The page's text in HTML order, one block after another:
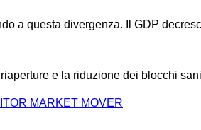
a questa divergenza. Il GDP
e la riduzione dei blocchi